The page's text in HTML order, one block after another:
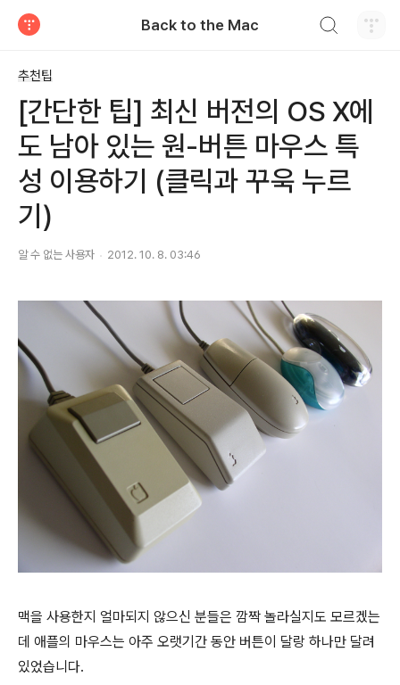
Back to the Mac
추천팁
[간단한 팁] 최신 버전의 OS X에
도 남아 있는 원-버튼 마우스 특
성 이용하기 (클릭과 꾸욱 누르
기)
알 수 없는 사용자 2012. 10. 8. 03:46
맥을 사용한지 얼마되지 않으신 분들은 깜짝 놀라실지도 모르겠는
데 애플의 마우스는 아주 오랫기간 동안 버튼이 달랑 하나만 달려
있었습니다.